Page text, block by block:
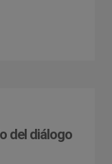
del diálogo